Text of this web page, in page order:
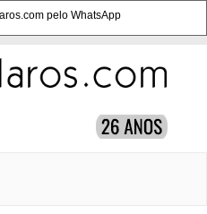
pelo WhatsApp